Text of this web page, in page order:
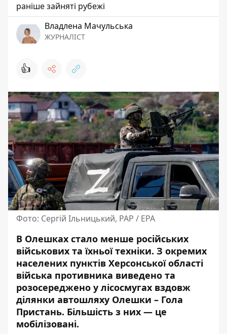
раніше зайняті рубежі
Владлена Мачульська
ЖУРНАЛІСТ
👍
Фото: Сергій Ільницький, PAP / EPA
В Олешках стало менше російських
військових та їхньої техніки. З окремих
населених пунктів Херсонської області
війська противника виведено та
розосереджено у лісосмугах вздовж
ділянки автошляху Олешки – Гола
Пристань. Більшість з них — це
мобілізовані.